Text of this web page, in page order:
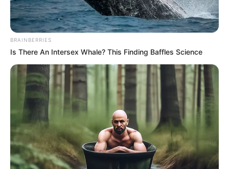
ALERTA BOGOTÁ EN GOOGLE NEWS
ACCIDENTE DE TRÁNSITO
MOTOCICLISTAS
CARRETERAS
MANTÉNGASE EN ALERTA
Tenemos todas las noticias que le
interesan. Para estar bien informado, por
favor, active las notificaciones de Alerta.
BRAINBERRIES
Is There An Intersex Whale? This Finding Baffles Science